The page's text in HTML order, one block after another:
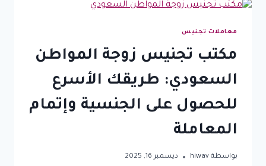
معاملات تجنيس
مكتب تجنيس زوجة المواطن
السعودي: طريقك الأسرع
للحصول على الجنسية وإتمام
المعاملة
بواسطة hiwav ديسمبر 16, 2025